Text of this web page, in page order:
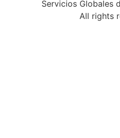
Servicios Globales
All rights